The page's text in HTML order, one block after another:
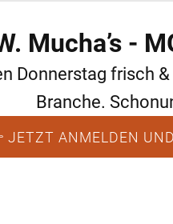
WEITERE
Mucha’s -
Donnerstag frisch
Branche.
JETZT ANMELDEN